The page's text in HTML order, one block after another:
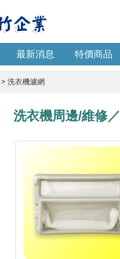
最新消息 特價商品
洗衣機濾網
洗衣機周邊/維修／